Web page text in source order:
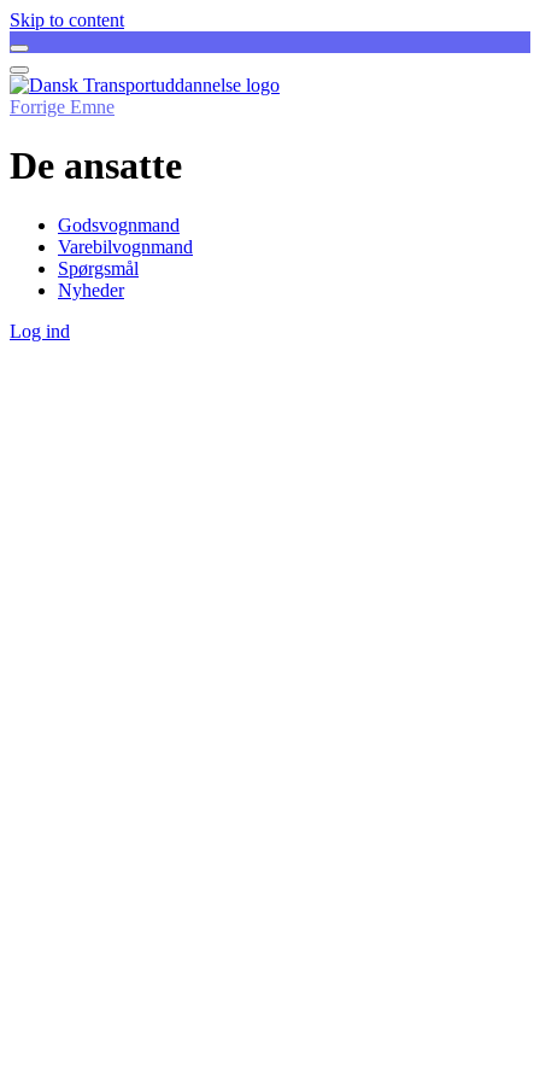
Skip to content
Forrige Emne
De ansatte
Godsvognmand
Varebilvognmand
Spørgsmål
Nyheder
Log ind